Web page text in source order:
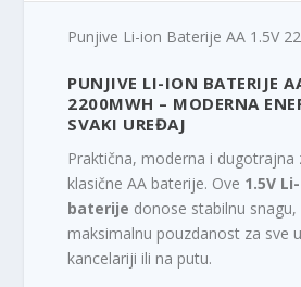
Punjive Li-ion Baterije AA 1.5V
PUNJIVE LI-ION BATERIJE
2200MWH – MODERNA
SVAKI UREĐAJ
Praktična, moderna i dugotrajna
klasične AA baterije. Ove 1.5V
baterije donose stabilnu
maksimalnu pouzdanost za sve
kancelariji ili na putu.